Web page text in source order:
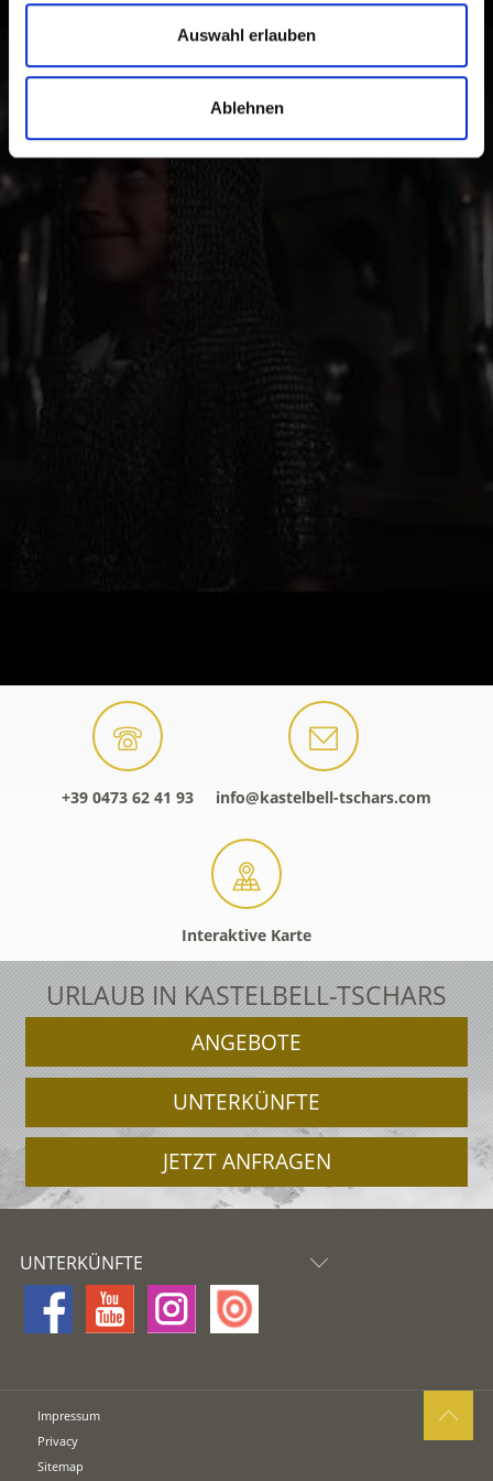
Auswahl erlauben
Ablehnen
erleben
Auf historischen Spuren im Vinschgau. Ab nach
Südtirol um persönlich zahlreiche Kulturstätten und
die Vinschger Lebensart zu entdecken und nicht nur
davon zu träumen.
+39 0473 62 41 93 info@kastelbell-tschars.com
Interaktive Karte
URLAUB IN KASTELBELL-TSCHARS
ANGEBOTE
UNTERKÜNFTE
JETZT ANFRAGEN
UNTERKÜNFTE
Impressum
Privacy
Sitemap